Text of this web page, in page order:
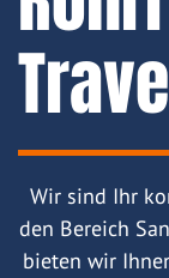
Wir sind Ihr
den Bereich
bieten wir